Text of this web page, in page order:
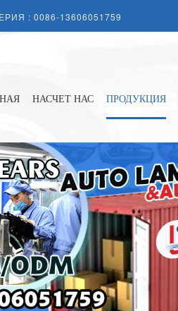
: 0086-13606051759
НАСЧЕТ НАС ПРОДУКЦИЯ